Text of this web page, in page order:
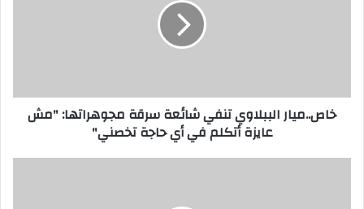
خاص..ميار الببلاوي تنفي شائعة سرقة مجوهراتها: "مش
عايزة أتكلم في أي حاجة تخصني"